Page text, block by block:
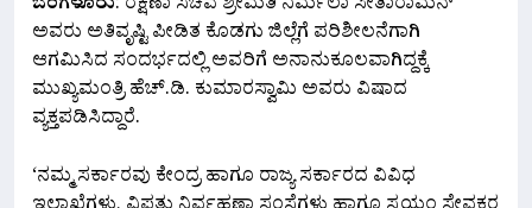
ಬೆಂಗಳೂರು: ರಕ್ಷಣಾ ಸಚಿವೆ ಶ್ರೀಮತಿ ನಿರ್ಮಲಾ ಸೀತಾರಾಮನ್
ಅವರು ಅತಿವೃಷ್ಟಿ ಪೀಡಿತ ಕೊಡಗು ಜಿಲ್ಲೆಗೆ ಪರಿಶೀಲನೆಗಾಗಿ
ಆಗಮಿಸಿದ ಸಂದರ್ಭದಲ್ಲಿ ಅವರಿಗೆ ಅನಾನುಕೂಲವಾಗಿದ್ದಕ್ಕೆ
ಮುಖ್ಯಮಂತ್ರಿ ಹೆಚ್.ಡಿ. ಕುಮಾರಸ್ವಾಮಿ ಅವರು ವಿಷಾದ
ವ್ಯಕ್ತಪಡಿಸಿದ್ದಾರೆ.
‘ನಮ್ಮ ಸರ್ಕಾರವು ಕೇಂದ್ರ ಹಾಗೂ ರಾಜ್ಯ ಸರ್ಕಾರದ ವಿವಿಧ